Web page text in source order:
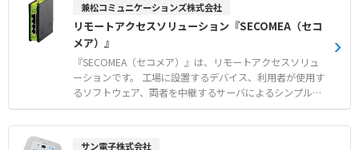
視化 ●銅やアルミなど多様な金属材料の切断加工
連携強化、充実した作業者支援機能により、あらゆる板金
曲げ加工において高精度な仕上がりを提供します。 【特
徴】 ●21.5インチワイドマルチタッチディスプレイ採用の
操作システム ●ボールスクリューおよびデュアルドライブ
による高速ラム動作 ●安定した繰り返し停止精度を実現す
る高精度制御 【用途・事例】 ●配電盤等の深曲げ・箱曲
げ加工 ●多品種少量生産における段取り替え時間の短縮
兼松コミュニケーションズ株式会社
リモートアクセスソリューション『SECOMEA（セコ
メア）』
『SECOMEA（セコメア）』は、リモートアクセスソリュ
ーションです。 工場に設置するデバイス、利用者が使用す
るソフトウェア、両者を中継するサーバによるシンプルな
構成でリモートアクセスを実現します。 エンドツーエンド
の強力な暗号化や多要素認証を採用し、第三者機関による
サン電子株式会社